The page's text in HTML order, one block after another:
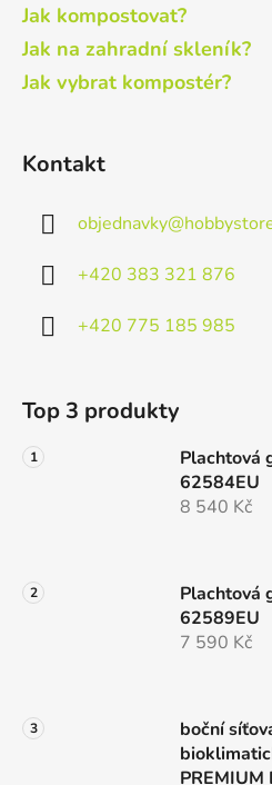
Jak kompostovat?
Jak na zahradní skleník?
Jak vybrat kompostér?
Kontakt
objednavky@
+420 383 321 876
+420 775 185 985
Top 3 produkty
Plachtová
62584EU
8 540 Kč
Plachtová
62589EU
7 590 Kč
boční
PREMIUM